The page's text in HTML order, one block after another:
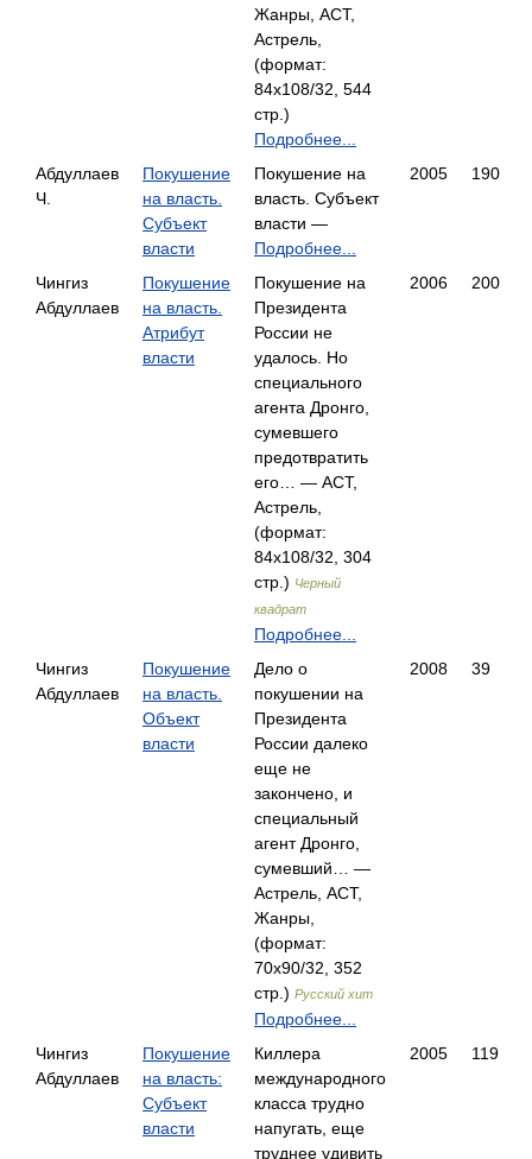
Жанры, АСТ,
Астрель,
(формат:
84x108/32, 544
стр.)
Подробнее...
Абдуллаев
Ч.
Покушение
на власть.
Субъект
власти
Покушение на
власть. Субъект
власти —
Подробнее...
2005 190
Чингиз
Абдуллаев
Покушение
на власть.
Атрибут
власти
Покушение на
Президента
России не
удалось. Но
специального
агента Дронго,
сумевшего
предотвратить
его… — АСТ,
Астрель,
(формат:
84x108/32, 304
стр.) Черный
квадрат
Подробнее...
2006 200
Чингиз
Абдуллаев
Покушение
на власть.
Объект
власти
Дело о
покушении на
Президента
России далеко
еще не
закончено, и
специальный
агент Дронго,
сумевший… —
Астрель, АСТ,
Жанры,
(формат:
70x90/32, 352
стр.) Русский хит
Подробнее...
2008 39
Чингиз
Абдуллаев
Покушение
на власть:
Субъект
власти
Киллера
международного
класса трудно
напугать, еще
труднее удивить
2005 119